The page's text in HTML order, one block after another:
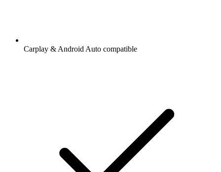
Carplay & Android Auto compatible